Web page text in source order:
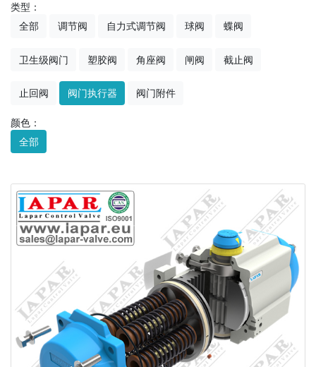
类型：
全部
调节阀 自力式调节阀 球阀 蝶阀
卫生级阀门 塑胶阀 角座阀 闸阀 截止阀
止回阀 阀门执行器 阀门附件
颜色：
全部